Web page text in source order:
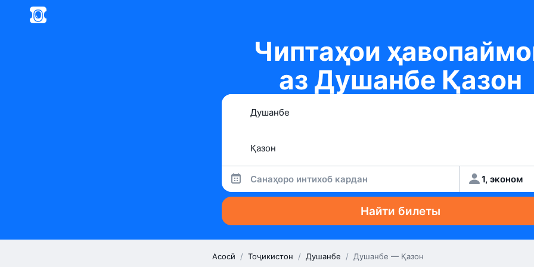
Чиптаҳои
аз Душанбе Қазон
Санаҳоро интихоб кардан 1, эконом
Найти билеты
Асосӣ / Тоҷикистон / Душанбе / Душанбе — Қазон